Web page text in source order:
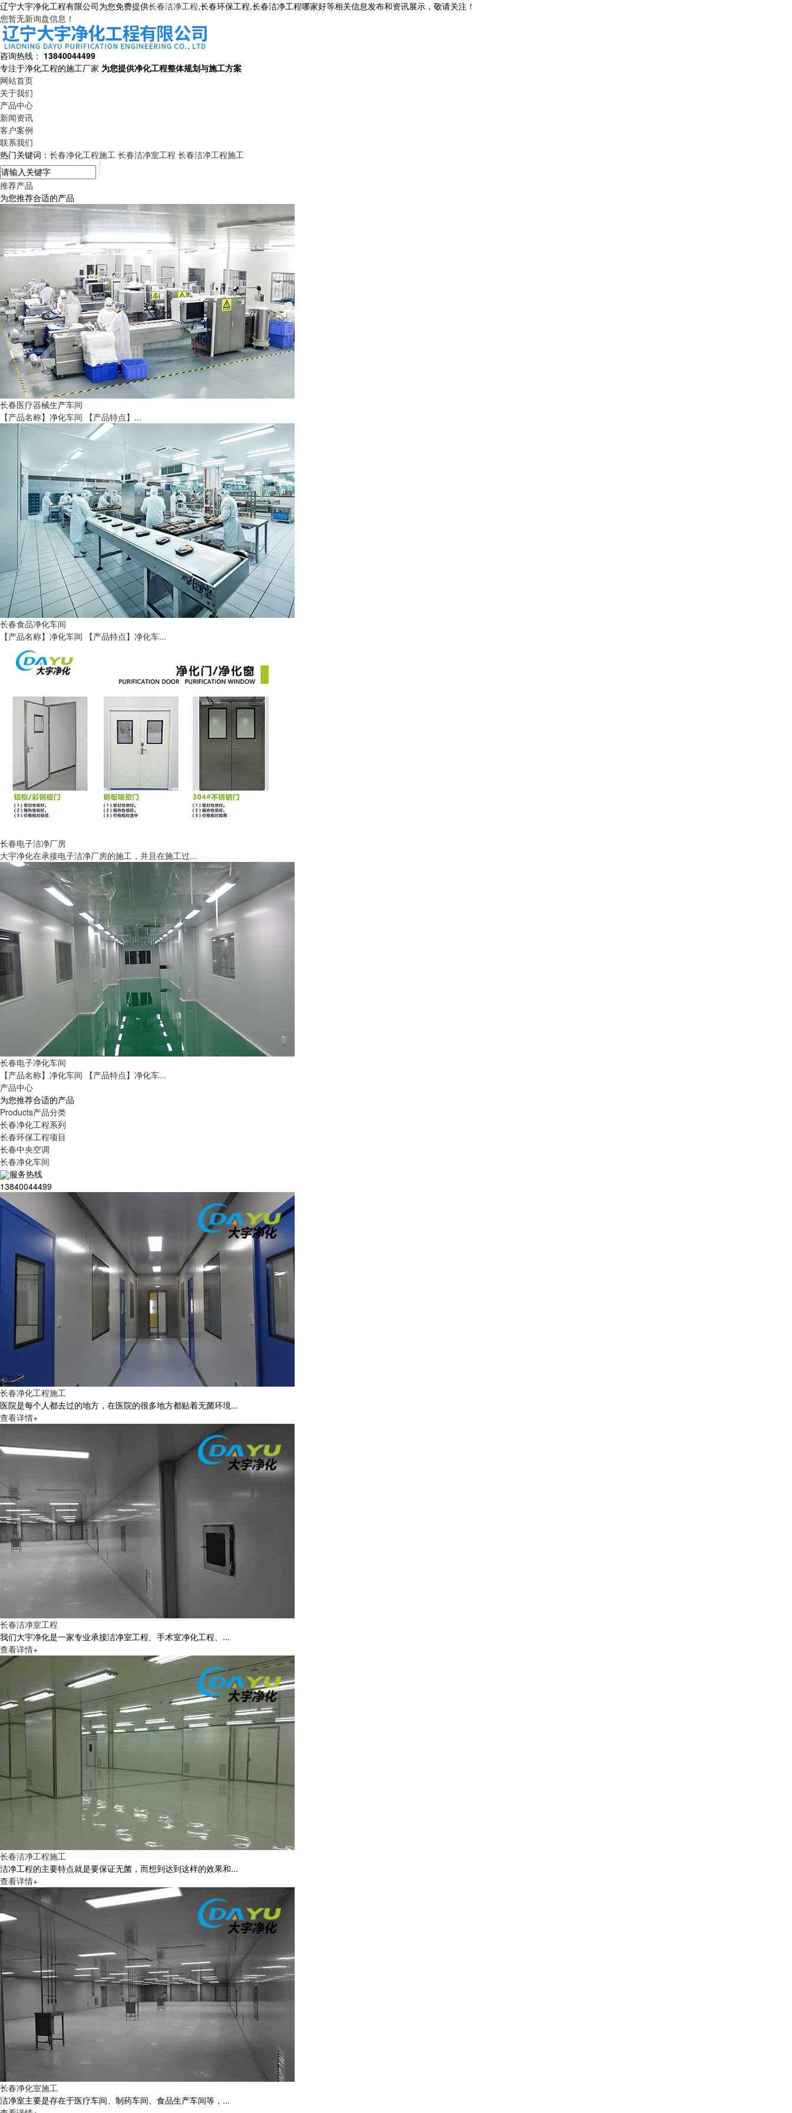
辽宁大宇净化工程有限公司为您免费提供长春洁净工程,长春环保工程,长春洁净工程哪家好等相关信息发布和资讯展示，敬请关注！
您暂无新询盘信息！
咨询热线： 13840044499
专注于净化工程的施工厂家 为您提供净化工程整体规划与施工方案
网站首页
关于我们
产品中心
新闻资讯
客户案例
联系我们
热门关键词： 长春净化工程施工 长春洁净室工程 长春洁净工程施工
推荐产品
为您推荐合适的产品
长春医疗器械生产车间
【产品名称】净化车间 【产品特点】...
长春食品净化车间
【产品名称】净化车间 【产品特点】净化车...
长春电子洁净厂房
大宇净化在承接电子洁净厂房的施工，并且在施工过...
长春电子净化车间
【产品名称】净化车间 【产品特点】净化车...
产品中心
为您推荐合适的产品
Products产品分类
长春净化工程系列
长春环保工程项目
长春中央空调
长春净化车间
服务热线
13840044499
长春净化工程施工
医院是每个人都去过的地方，在医院的很多地方都贴着无菌环境...
查看详情+
长春洁净室工程
我们大宇净化是一家专业承接洁净室工程、手术室净化工程、...
查看详情+
长春洁净工程施工
洁净工程的主要特点就是要保证无菌，而想到达到这样的效果和...
查看详情+
长春净化室施工
洁净室主要是存在于医疗车间、制药车间、食品生产车间等，...